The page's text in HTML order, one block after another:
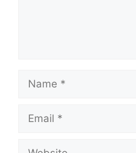
Name
Email
Website